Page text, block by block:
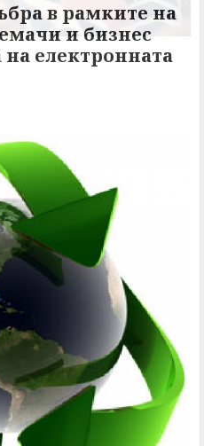
в рамките на
и бизнес
електронната